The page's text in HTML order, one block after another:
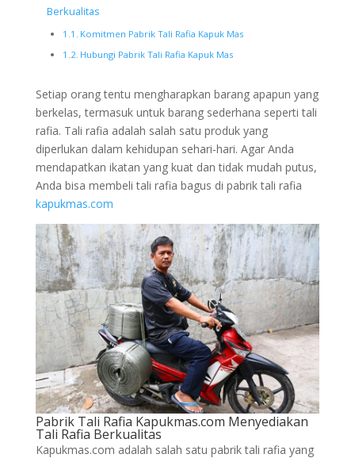
Berkualitas
Komitmen Pabrik Tali Rafia Kapuk Mas
Hubungi Pabrik Tali Rafia Kapuk Mas
Setiap orang tentu mengharapkan barang apapun yang
berkelas, termasuk untuk barang sederhana seperti tali
rafia. Tali rafia adalah salah satu produk yang
diperlukan dalam kehidupan sehari-hari. Agar Anda
mendapatkan ikatan yang kuat dan tidak mudah putus,
Anda bisa membeli tali rafia bagus di pabrik tali rafia
kapukmas.com
Pabrik Tali Rafia Kapukmas.com Menyediakan
Tali Rafia Berkualitas
Kapukmas.com adalah salah satu pabrik tali rafia yang